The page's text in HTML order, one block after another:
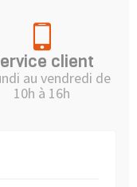
client
au vendredi de
10h à 16h